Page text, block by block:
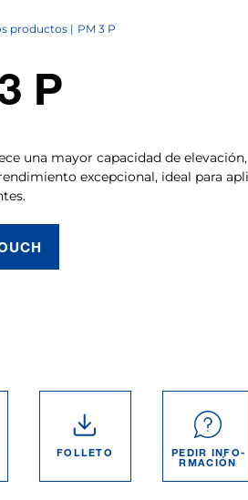
productos PM 3 P
P
una mayor capacidad de
excepcional, ideal para
FOLLETO PEDIR INFO­
RMACIÓN